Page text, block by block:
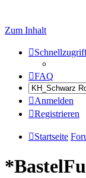
Zum Inhalt
FAQ
Anmelden
Registrieren
Startseite